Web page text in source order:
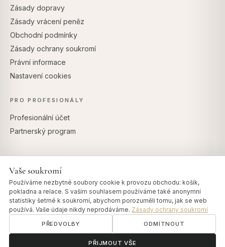
Zásady dopravy
Zásady vrácení peněz
Obchodní podmínky
Zásady ochrany soukromí
Právní informace
Nastavení cookies
PRO PROFESIONÁLY
Profesionální účet
Partnerský program
ॐ
Vaše soukromí
Používáme nezbytné soubory cookie k provozu obchodu: košík,
pokladna a relace. S vaším souhlasem používáme také anonymní
statistiky šetrné k soukromí, abychom porozuměli tomu, jak se web
používá. Vaše údaje nikdy neprodáváme. Zásady ochrany soukromí
PŘEDVOLBY ODMÍTNOUT
PŘIJMOUT VŠE